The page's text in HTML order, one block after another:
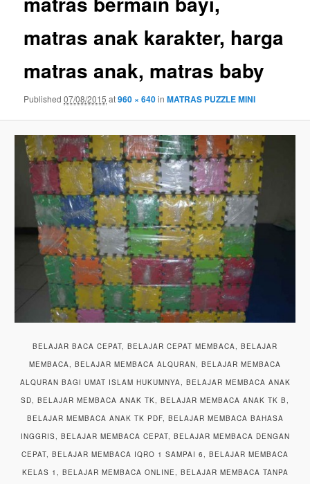
matras anak karakter, harga
matras anak, matras baby
Published07/08/2015 at960 × 640inMATRAS PUZZLE MINI
BELAJAR BACA CEPAT, BELAJAR CEPAT MEMBACA, BELAJAR
MEMBACA, BELAJAR MEMBACA ALQURAN, BELAJAR MEMBACA
ALQURAN BAGI UMAT ISLAM HUKUMNYA, BELAJAR MEMBACA ANAK
SD, BELAJAR MEMBACA ANAK TK, BELAJAR MEMBACA ANAK TK B,
BELAJAR MEMBACA ANAK TK PDF, BELAJAR MEMBACA BAHASA
INGGRIS, BELAJAR MEMBACA CEPAT, BELAJAR MEMBACA DENGAN
CEPAT, BELAJAR MEMBACA IQRO 1 SAMPAI 6, BELAJAR MEMBACA
KELAS 1, BELAJAR MEMBACA ONLINE, BELAJAR MEMBACA TANPA